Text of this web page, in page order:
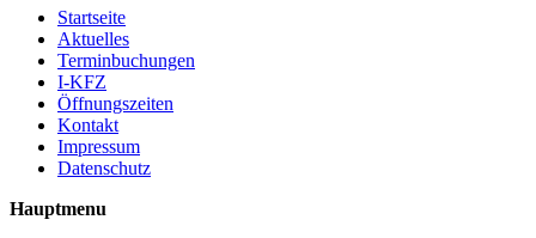
Startseite
Aktuelles
Terminbuchungen
I-KFZ
Öffnungszeiten
Kontakt
Impressum
Datenschutz
Hauptmenu